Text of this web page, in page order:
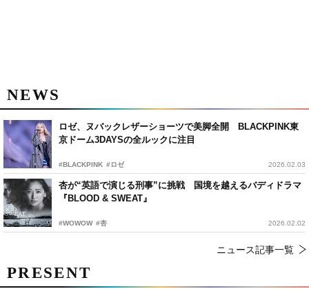
NEWS
ロゼ、ヌバックレザーショーツで美脚全開 BLACKPINK東
京ドーム3DAYSの全ルックに注目
#BLACKPINK #ロゼ 2026.02.03
杏が“英語で演じる刑事”に挑戦 国境を越えるバディドラマ
『BLOOD & SWEAT』
#WOWOW #杏 2026.02.02
ニュース記事一覧
PRESENT